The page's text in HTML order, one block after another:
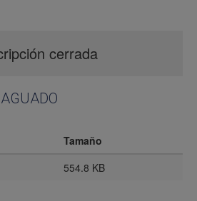
cerrada
Tamaño
554.8 KB